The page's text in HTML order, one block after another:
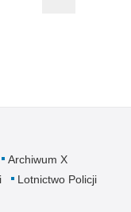
Archiwum X
Lotnictwo Policji